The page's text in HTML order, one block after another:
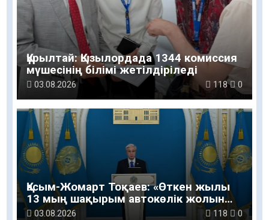
Құрылтай: Қызылордада 1344 комиссия
мүшесінің білімі жетілдіріледі
03.08.2026 118 0
Қасым-Жомарт Тоқаев: «Өткен жылы
13 мың шақырым автокөлік жолын
салу және жөндеу жұмысы
03.08.2026 118 0